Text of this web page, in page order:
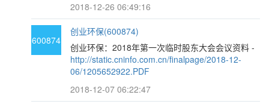
2018-12-26 06:49:16
600874
创业环保(600874)
创业环保：2018年第一次临时股东大会会议资料 -
http://static.cninfo.com.cn/finalpage/2018-12-
06/1205652922.PDF
2018-12-07 06:22:47